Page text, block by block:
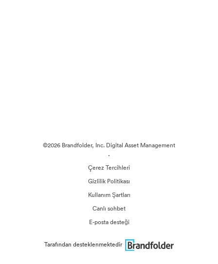
©2026 Brandfolder, Inc. Digital Asset Management
·
Çerez Tercihleri
Gizlilik Politikası
Kullanım Şartları
Canlı sohbet
E-posta desteği
Tarafından desteklenmektedir